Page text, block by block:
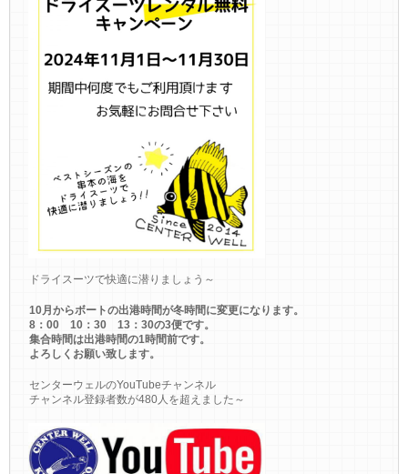
ドライスーツで快適に潜りましょう～
10月からボートの出港時間が冬時間に変更になります。
8：00 10：30 13：30の3便です。
集合時間は出港時間の1時間前です。
よろしくお願い致します。
センターウェルのYouTubeチャンネル
チャンネル登録者数が480人を超えました～